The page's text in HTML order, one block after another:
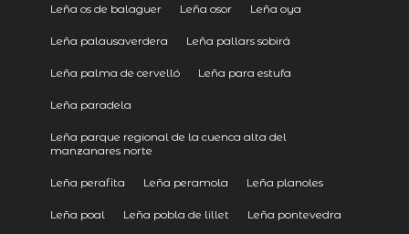
Leña os de balaguer Leña osor Leña oya
Leña palausaverdera Leña pallars sobirá
Leña palma de cervelló Leña para estufa
Leña paradela
Leña parque regional de la cuenca alta del
manzanares norte
Leña perafita Leña peramola Leña planoles
Leña poal Leña pobla de lillet Leña pontevedra